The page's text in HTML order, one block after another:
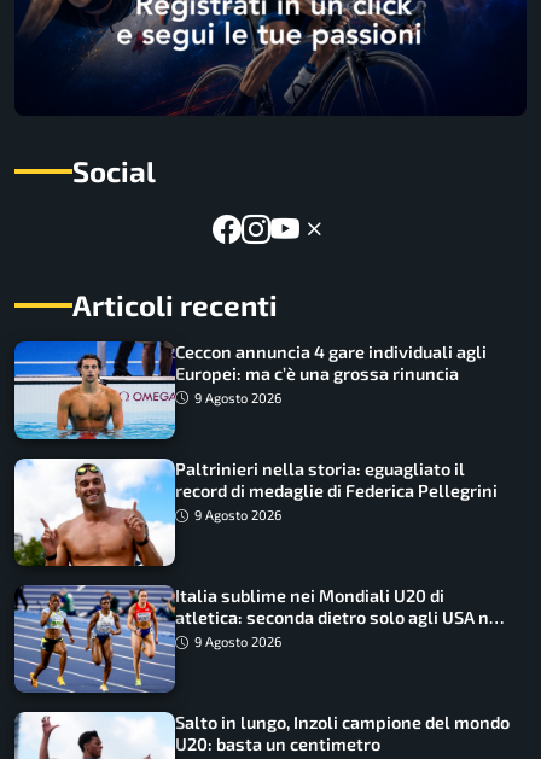
Social
Articoli recenti
Ceccon annuncia 4 gare individuali agli
Europei: ma c’è una grossa rinuncia
9 Agosto 2026
Paltrinieri nella storia: eguagliato il
record di medaglie di Federica Pellegrini
9 Agosto 2026
Italia sublime nei Mondiali U20 di
atletica: seconda dietro solo agli USA nel
medagliere
9 Agosto 2026
Salto in lungo, Inzoli campione del mondo
U20: basta un centimetro